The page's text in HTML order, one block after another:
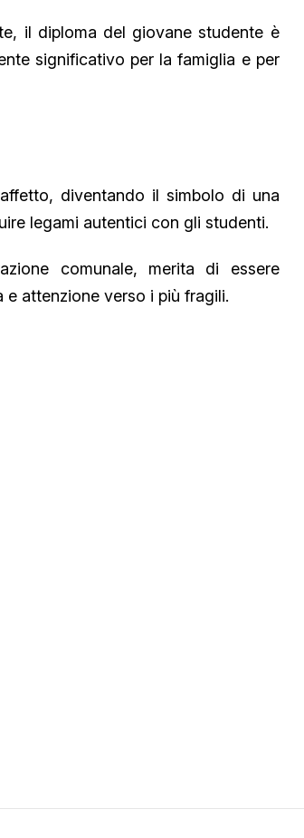
il diploma del giovane studente è
significativo per la famiglia e per
diventando il simbolo di una
legami autentici con gli studenti.
comunale, merita di essere
attenzione verso i più fragili.